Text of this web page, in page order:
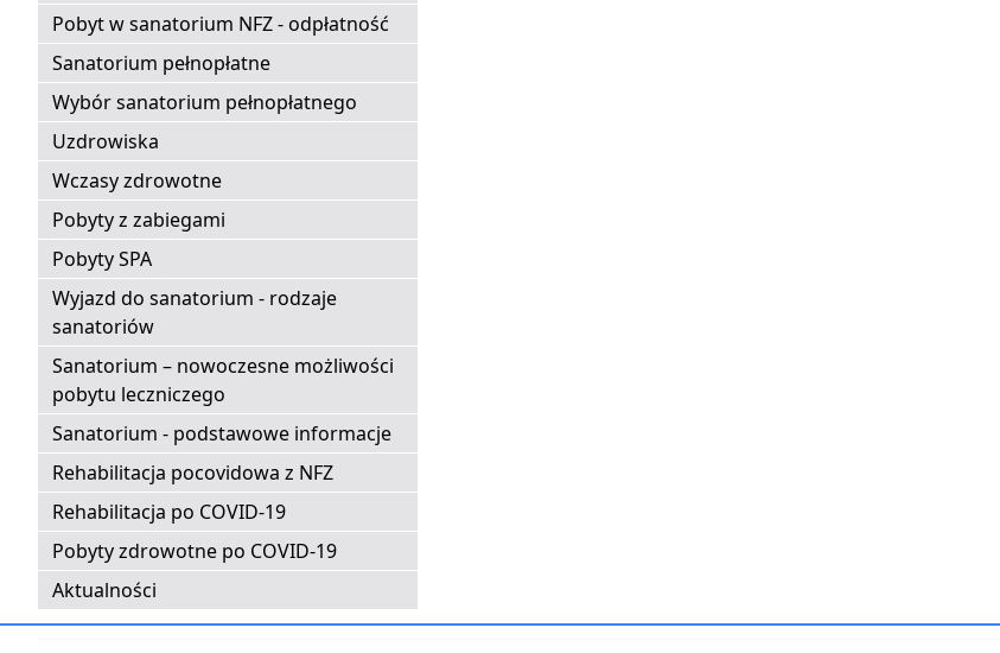
Pobyt w sanatorium NFZ - odpłatność
Sanatorium pełnopłatne
Wybór sanatorium pełnopłatnego
Uzdrowiska
Wczasy zdrowotne
Pobyty z zabiegami
Pobyty SPA
Wyjazd do sanatorium - rodzaje
sanatoriów
Sanatorium – nowoczesne możliwości
pobytu leczniczego
Sanatorium - podstawowe informacje
Rehabilitacja pocovidowa z NFZ
Rehabilitacja po COVID-19
Pobyty zdrowotne po COVID-19
Aktualności